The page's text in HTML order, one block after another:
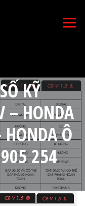
KỸ
– HONDA
Ô
254